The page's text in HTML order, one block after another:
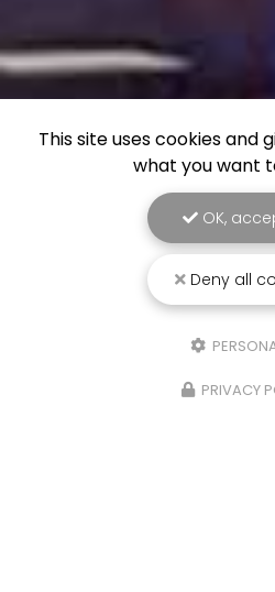
This site uses cookies and
what you want
OK,
Deny all
PRIVACY